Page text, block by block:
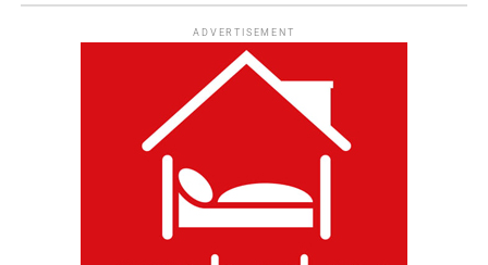
ADVERTISEMENT